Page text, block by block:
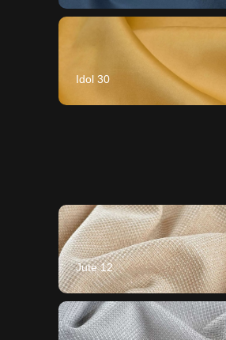
Idol 30
Jute 12